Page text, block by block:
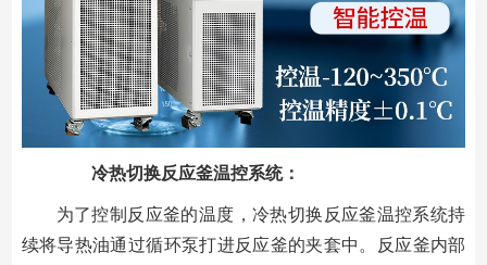
冷热切换反应釜温控系统：
为了控制反应釜的温度，冷热切换反应釜温控系统持
续将导热油通过循环泵打进反应釜的夹套中。反应釜内部